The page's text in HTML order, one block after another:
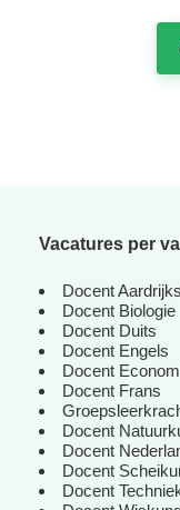
Tijdelijk met uitzicht
Vacatures per
Docent
Docent Biologie
Docent Duits
Docent Engels
Docent
Docent Frans
Docent
Docent
Docent
Docent